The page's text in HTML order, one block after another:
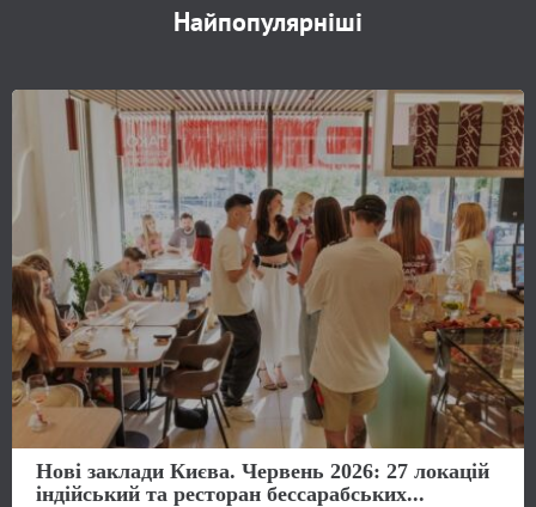
Найпопулярніші
Нові заклади Києва. Червень 2026: 27 локацій
індійський та ресторан бессарабських...